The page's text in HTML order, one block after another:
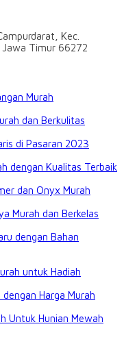
Kec.
Jawa Timur 66272
Murah
dan Berkulitas
di Pasaran 2023
dengan Kualitas Terbaik
dan Onyx Murah
Murah dan Berkelas
dengan Bahan
untuk Hadiah
Harga Murah
Untuk Hunian Mewah